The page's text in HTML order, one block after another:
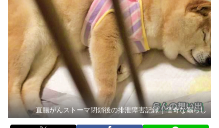
直腸がんストーマ閉鎖後の排泄障害記録｜怪奇な漏らし